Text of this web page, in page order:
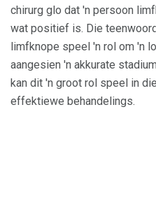
chirurg glo dat 'n persoon
wat positief is. Die
limfknope speel 'n rol om 'n
aangesien 'n akkurate
kan dit 'n groot rol speel in
effektiewe behandelings.